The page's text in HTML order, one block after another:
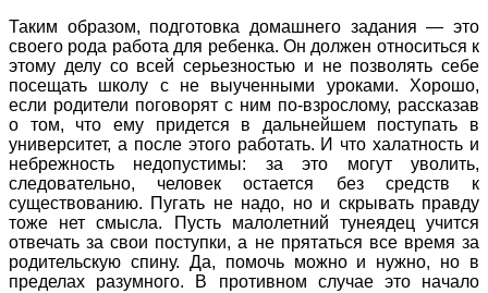
Таким образом, подготовка домашнего задания — это
своего рода работа для ребенка. Он должен относиться к
этому делу со всей серьезностью и не позволять себе
посещать школу с не выученными уроками. Хорошо,
если родители поговорят с ним по-взрослому, рассказав
о том, что ему придется в дальнейшем поступать в
университет, а после этого работать. И что халатность и
небрежность недопустимы: за это могут уволить,
следовательно, человек остается без средств к
существованию. Пугать не надо, но и скрывать правду
тоже нет смысла. Пусть малолетний тунеядец учится
отвечать за свои поступки, а не прятаться все время за
родительскую спину. Да, помочь можно и нужно, но в
пределах разумного. В противном случае это начало